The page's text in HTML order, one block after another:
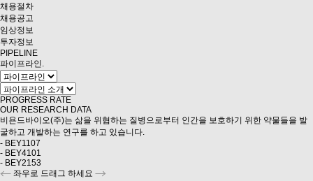
채용절차
채용공고
임상정보
투자정보
PIPELINE
파이프라인.
PROGRESS RATE
OUR RESEARCH DATA
비욘드바이오(주)는 삶을 위협하는 질병으로부터 인간을 보호하기 위한 약물들을 발
굴하고 개발하는 연구를 하고 있습니다.
- BEY1107
- BEY4101
- BEY2153
좌우로 드래그 하세요